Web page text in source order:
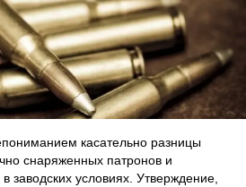
касательно разницы
снаряженных патронов и
заводских условиях. Утверждение,